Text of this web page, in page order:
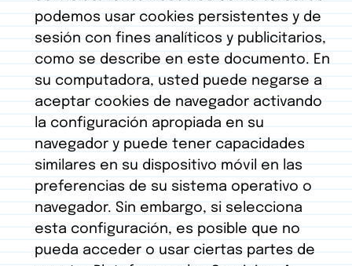
podemos usar cookies persistentes y de
sesión con fines analíticos y publicitarios,
como se describe en este documento. En
su computadora, usted puede negarse a
aceptar cookies de navegador activando
la configuración apropiada en su
navegador y puede tener capacidades
similares en su dispositivo móvil en las
preferencias de su sistema operativo o
navegador. Sin embargo, si selecciona
esta configuración, es posible que no
pueda acceder o usar ciertas partes de